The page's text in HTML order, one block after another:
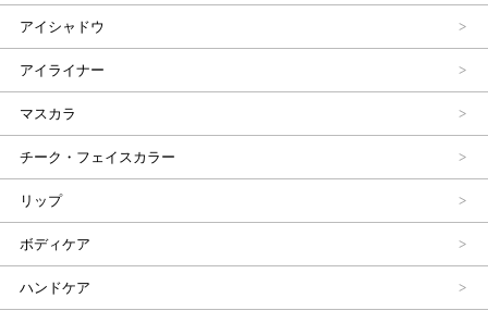
アイシャドウ
アイライナー
マスカラ
チーク・フェイスカラー
リップ
ボディケア
ハンドケア